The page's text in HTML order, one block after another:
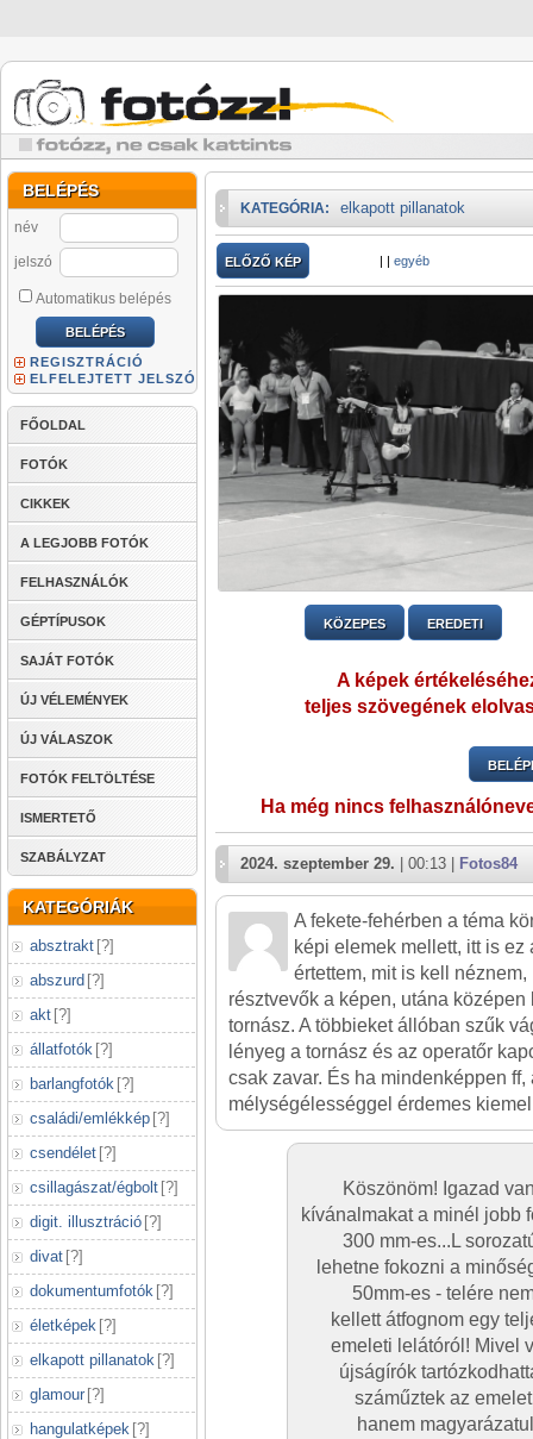
BELÉPÉS
név
jelszó
Automatikus belépés
REGISZTRÁCIÓ
ELFELEJTETT JELSZÓ
FŐOLDAL
FOTÓK
CIKKEK
A LEGJOBB FOTÓK
FELHASZNÁLÓK
GÉPTÍPUSOK
SAJÁT FOTÓK
ÚJ VÉLEMÉNYEK
ÚJ VÁLASZOK
FOTÓK FELTÖLTÉSE
ISMERTETŐ
SZABÁLYZAT
KATEGÓRIÁK
absztrakt [?]
abszurd [?]
akt [?]
állatfotók [?]
barlangfotók [?]
családi/emlékkép [?]
csendélet [?]
csillagászat/égbolt [?]
digit. illusztráció [?]
divat [?]
dokumentumfotók [?]
életképek [?]
elkapott pillanatok [?]
glamour [?]
hangulatképek [?]
KATEGÓRIA: elkapott pillanatok
ELŐZŐ KÉP | | egyéb
KÖZEPES EREDETI
A képek
teljes szövegének
Ha még nincs
2024. szeptember 29. | 00:13 | Fotos84
A fekete-fehérben a téma
képi elemek mellett, itt is
értettem, mit is kell
résztvevők a képen, utána középen
tornász. A többieket állóban szűk
lényeg a tornász és az operatőr
csak zavar. És ha mindenképpen
mélységélességgel érdemes
Köszönöm! Igazad
kívánalmakat a minél jobb
300 mm-es...L
lehetne fokozni a
50mm-es - telére
kellett átfognom egy
emeleti lelátóról! Mivel
újságírók
száműztek az
hanem